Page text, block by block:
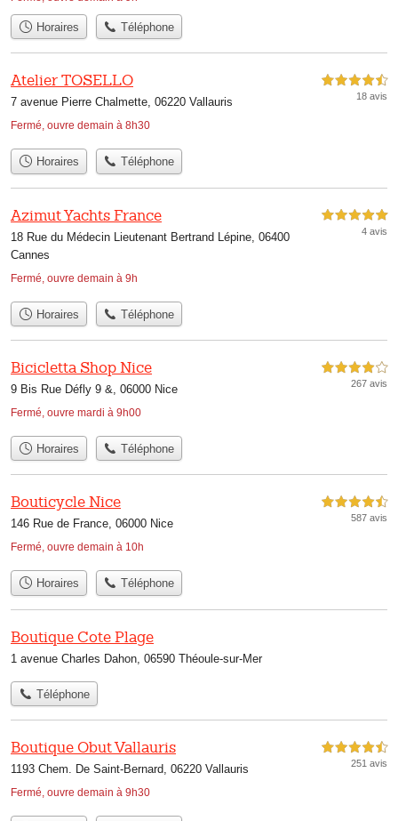
Horaires Téléphone
Atelier TOSELLO
7 avenue Pierre Chalmette, 06220 Vallauris
Fermé, ouvre demain à 8h30
4,5 étoiles sur 5
18 avis
Horaires Téléphone
Azimut Yachts France
18 Rue du Médecin Lieutenant Bertrand Lépine, 06400
Cannes
Fermé, ouvre demain à 9h
5,0 étoiles sur 5
4 avis
Horaires Téléphone
Bicicletta Shop Nice
9 Bis Rue Défly 9 &, 06000 Nice
Fermé, ouvre mardi à 9h00
4,0 étoiles sur 5
267 avis
Horaires Téléphone
Bouticycle Nice
146 Rue de France, 06000 Nice
Fermé, ouvre demain à 10h
4,5 étoiles sur 5
587 avis
Horaires Téléphone
Boutique Cote Plage
1 avenue Charles Dahon, 06590 Théoule-sur-Mer
Téléphone
Boutique Obut Vallauris
1193 Chem. De Saint-Bernard, 06220 Vallauris
Fermé, ouvre demain à 9h30
4,5 étoiles sur 5
251 avis